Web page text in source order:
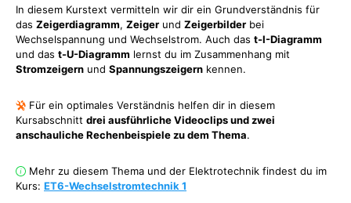
In diesem Kurstext vermitteln wir dir ein Grundverständnis für
das Zeigerdiagramm, Zeiger und Zeigerbilder bei
Wechselspannung und Wechselstrom. Auch das t-I-Diagramm
und das t-U-Diagramm lernst du im Zusammenhang mit
Stromzeigern und Spannungszeigern kennen.
Für ein optimales Verständnis helfen dir in diesem
Kursabschnitt drei ausführliche Videoclips und zwei
anschauliche Rechenbeispiele zu dem Thema.
Mehr zu diesem Thema und der Elektrotechnik findest du im
Kurs: ET6-Wechselstromtechnik 1